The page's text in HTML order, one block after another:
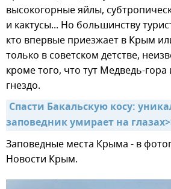
высокогорные яйлы,
и кактусы... Но большинству
кто впервые приезжает в Крым
только в советском детстве,
кроме того, что тут Медведь-
гнездо.
Спасти Бакальскую косу:
заповедник умирает на
Заповедные места Крыма - в
Новости Крым.